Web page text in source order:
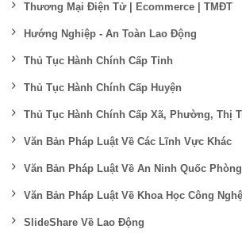
Thương Mại Điện Tử | Ecommerce | TMĐT
Hướng Nghiệp - An Toàn Lao Động
Thủ Tục Hành Chính Cấp Tỉnh
Thủ Tục Hành Chính Cấp Huyện
Thủ Tục Hành Chính Cấp Xã, Phường, Thị
Văn Bản Pháp Luật Về Các Lĩnh Vực Khác
Văn Bản Pháp Luật Về An Ninh Quốc Phòng
Văn Bản Pháp Luật Về Khoa Học Công Nghệ
SlideShare Về Lao Động